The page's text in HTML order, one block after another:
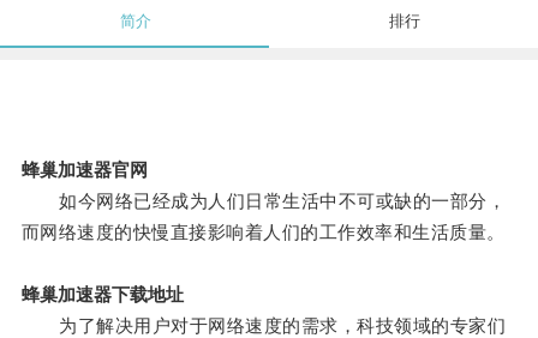
简介 排行
蜂巢加速器官网
如今网络已经成为人们日常生活中不可或缺的一部分，
而网络速度的快慢直接影响着人们的工作效率和生活质量。
蜂巢加速器下载地址
为了解决用户对于网络速度的需求，科技领域的专家们